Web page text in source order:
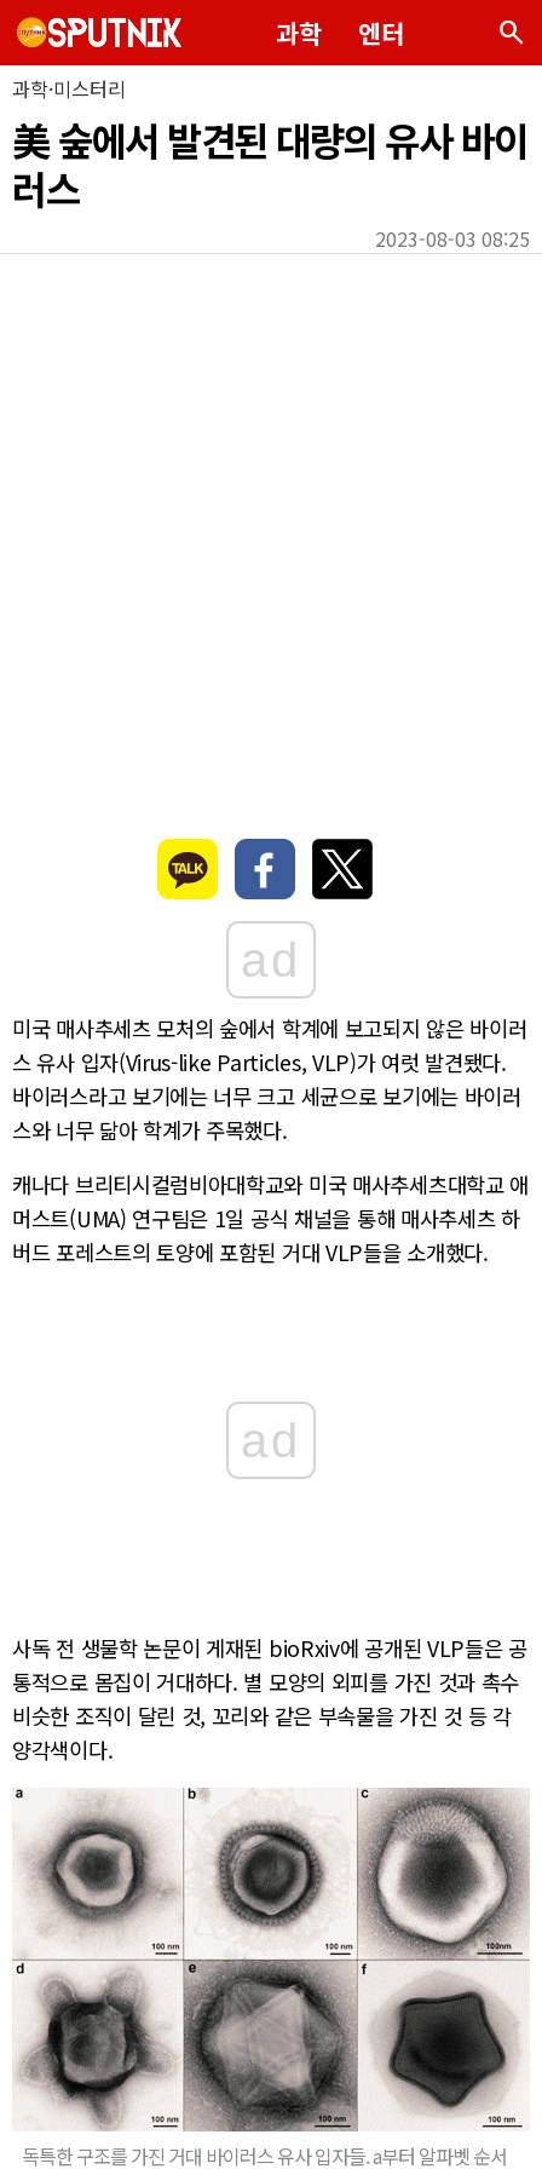
과학 엔터 search
과학·미스터리
美 숲에서 발견된 대량의 유사 바이
러스
2023-08-03 08:25
ad
미국 매사추세츠 모처의 숲에서 학계에 보고되지 않은 바이러
스 유사 입자(Virus-like Particles, VLP)가 여럿 발견됐다.
바이러스라고 보기에는 너무 크고 세균으로 보기에는 바이러
스와 너무 닮아 학계가 주목했다.
캐나다 브리티시컬럼비아대학교와 미국 매사추세츠대학교 애
머스트(UMA) 연구팀은 1일 공식 채널을 통해 매사추세츠 하
버드 포레스트의 토양에 포함된 거대 VLP들을 소개했다.
ad
사독 전 생물학 논문이 게재된 bioRxiv에 공개된 VLP들은 공
통적으로 몸집이 거대하다. 별 모양의 외피를 가진 것과 촉수
비슷한 조직이 달린 것, 꼬리와 같은 부속물을 가진 것 등 각
양각색이다.
독특한 구조를 가진 거대 바이러스 유사 입자들. a부터 알파벳 순서